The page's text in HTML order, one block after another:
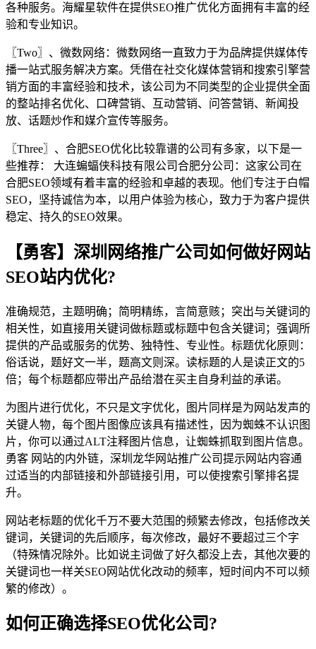
各种服务。海耀星软件在提供SEO推广优化方面拥有丰富的经
验和专业知识。
〖Two〗、微数网络：微数网络一直致力于为品牌提供媒体传
播一站式服务解决方案。凭借在社交化媒体营销和搜索引擎营
销方面的丰富经验和技术，该公司为不同类型的企业提供全面
的整站排名优化、口碑营销、互动营销、问答营销、新闻投
放、话题炒作和媒介宣传等服务。
〖Three〗、合肥SEO优化比较靠谱的公司有多家，以下是一
些推荐： 大连蝙蝠侠科技有限公司合肥分公司：这家公司在
合肥SEO领域有着丰富的经验和卓越的表现。他们专注于白帽
SEO，坚持诚信为本，以用户体验为核心，致力于为客户提供
稳定、持久的SEO效果。
【勇客】深圳网络推广公司如何做好网站
SEO站内优化?
准确规范，主题明确；简明精练，言简意赅；突出与关键词的
相关性，如直接用关键词做标题或标题中包含关键词；强调所
提供的产品或服务的优势、独特性、专业性。标题优化原则：
俗话说，题好文一半，题高文则深。读标题的人是读正文的5
倍；每个标题都应带出产品给潜在买主自身利益的承诺。
为图片进行优化，不只是文字优化，图片同样是为网站发声的
关键人物，每个图片图像应该具有描述性，因为蜘蛛不认识图
片，你可以通过ALT注释图片信息，让蜘蛛抓取到图片信息。
勇客 网站的内外链，深圳龙华网站推广公司提示网站内容通
过适当的内部链接和外部链接引用，可以使搜索引擎排名提
升。
网站老标题的优化千万不要大范围的频繁去修改，包括修改关
键词，关键词的先后顺序，每次修改，最好不要超过三个字
（特殊情况除外。比如说主词做了好久都没上去，其他次要的
关键词也一样关SEO网站优化改动的频率，短时间内不可以频
繁的修改）。
如何正确选择SEO优化公司?